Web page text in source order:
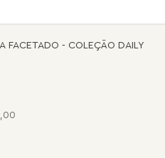
FACETADO - COLEÇÃO DAILY
,00